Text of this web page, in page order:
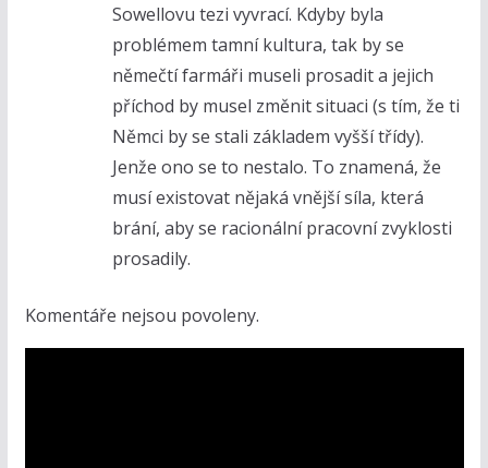
Sowellovu tezi vyvrací. Kdyby byla
problémem tamní kultura, tak by se
němečtí farmáři museli prosadit a jejich
příchod by musel změnit situaci (s tím, že ti
Němci by se stali základem vyšší třídy).
Jenže ono se to nestalo. To znamená, že
musí existovat nějaká vnější síla, která
brání, aby se racionální pracovní zvyklosti
prosadily.
Komentáře nejsou povoleny.